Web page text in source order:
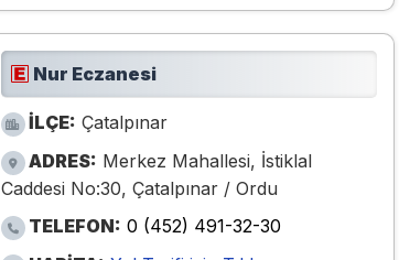
Nur Eczanesi
İLÇE: Çatalpınar
ADRES: Merkez Mahallesi, İstiklal
Caddesi No:30, Çatalpınar / Ordu
TELEFON: 0 (452) 491-32-30